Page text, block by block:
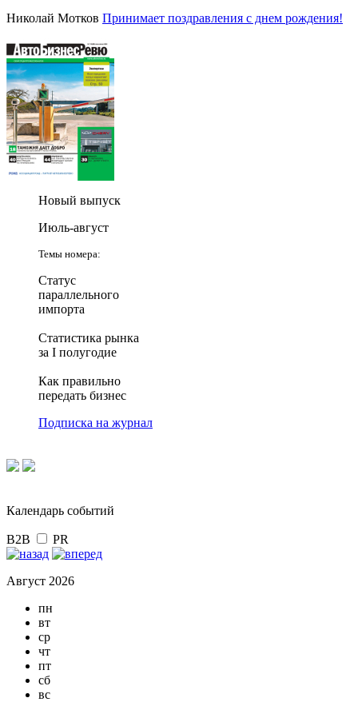
Николай Мотков Принимает поздравления с днем рождения!
Новый выпуск
Июль-август
Темы номера:
Статус
параллельного
импорта
Статистика рынка
за I полугодие
Как правильно
передать бизнес
Подписка на журнал
Календарь событий
B2B PR
Август 2026
пн
вт
ср
чт
пт
сб
вс